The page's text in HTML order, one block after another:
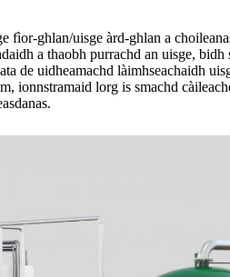
fìor-ghlan/uisge àrd-ghlan a
a thaobh purrachd an uisge,
de uidheamachd làimhseachaidh
ionnstramaid lorg is smachd